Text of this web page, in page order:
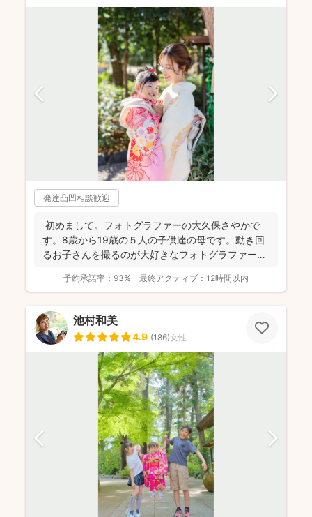
発達凸凹相談歓迎
初めまして。フォトグラファーの大久保さやかで
す。8歳から19歳の５人の子供達の母です。動き回
るお子さんを撮るのが大好きなフォトグラファーで
予約承諾率： 93% 最終アクティブ： 12時間以内
池村和美
4.9 (186)女性